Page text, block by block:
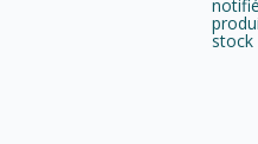
stock